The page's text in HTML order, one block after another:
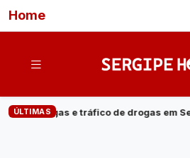
Home
ÚLTIMAS
em Sergipe · Pinguim-de-